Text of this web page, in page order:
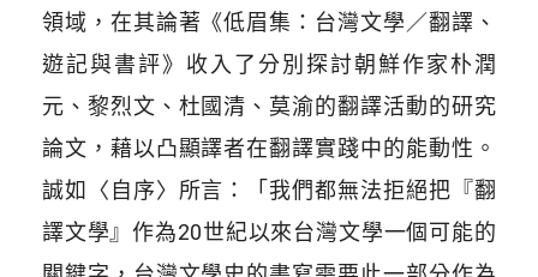
領域，在其論著《低眉集：台灣文學／翻譯、
遊記與書評》收入了分別探討朝鮮作家朴潤
元、黎烈文、杜國清、莫渝的翻譯活動的研究
論文，藉以凸顯譯者在翻譯實踐中的能動性。
誠如〈自序〉所言：「我們都無法拒絕把『翻
譯文學』作為20世紀以來台灣文學一個可能的